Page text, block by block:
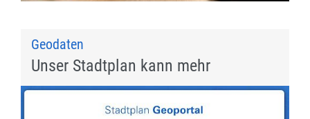
Geodaten
Unser Stadtplan kann mehr